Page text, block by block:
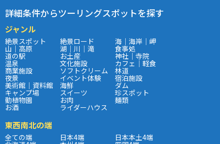
詳細条件からツーリングスポットを探す
ジャンル
絶景スポット 絶景ロード 海｜海岸｜岬
山｜高原 湖｜川｜滝 食事処
道の駅 お土産 神社｜寺院
温泉 文化施設 カフェ｜軽食
商業施設 ソフトクリーム 林道
夜景 イベント体験 宿泊施設
美術館｜資料館 海鮮 ダム
キャンプ場 スイーツ 珍スポット
動植物園 お肉 麺類
お酒 ライダーハウス
東西南北の端
全ての端 日本4端 日本本土4端